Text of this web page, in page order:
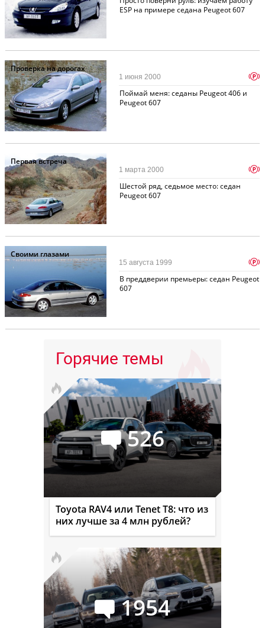
ESP на примере седана Peugeot 607
Проверка на дорогах
Поймай меня: седаны Peugeot 406 и
Peugeot 607
1 июня 2000 p
Первая встреча
Шестой ряд, седьмое место: седан
Peugeot 607
1 марта 2000 p
Своими глазами
В преддверии премьеры: седан Peugeot
607
15 августа 1999 p
Горячие темы
526
Toyota RAV4 или Tenet T8: что из
них лучше за 4 млн рублей?
1954